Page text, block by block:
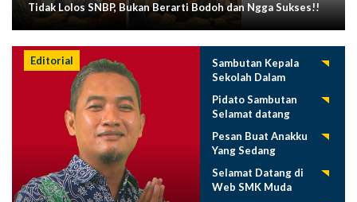
Tidak Lolos SNBP, Bukan Berarti Bodoh dan Ngga Sukses!!
Editorial
Sambutan Kepala
Sekolah Dalam
Pelepasan Siswa
Tahun 2025
Pidato Sambutan
Selamat datang
Muda 2025-2026
Pesan Buat Anakku
Yang Sedang
Selamat Datang di
Web SMK Muda